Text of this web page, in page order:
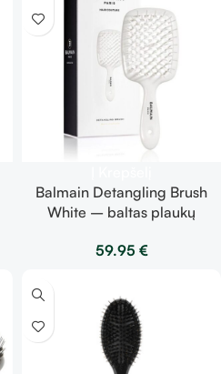
Balmain Detangling Brush
White – baltas plaukų
59.95 €